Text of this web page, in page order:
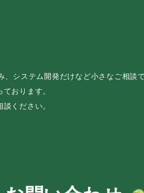
システム開発だけなど小さなご相談
おります。
ください。